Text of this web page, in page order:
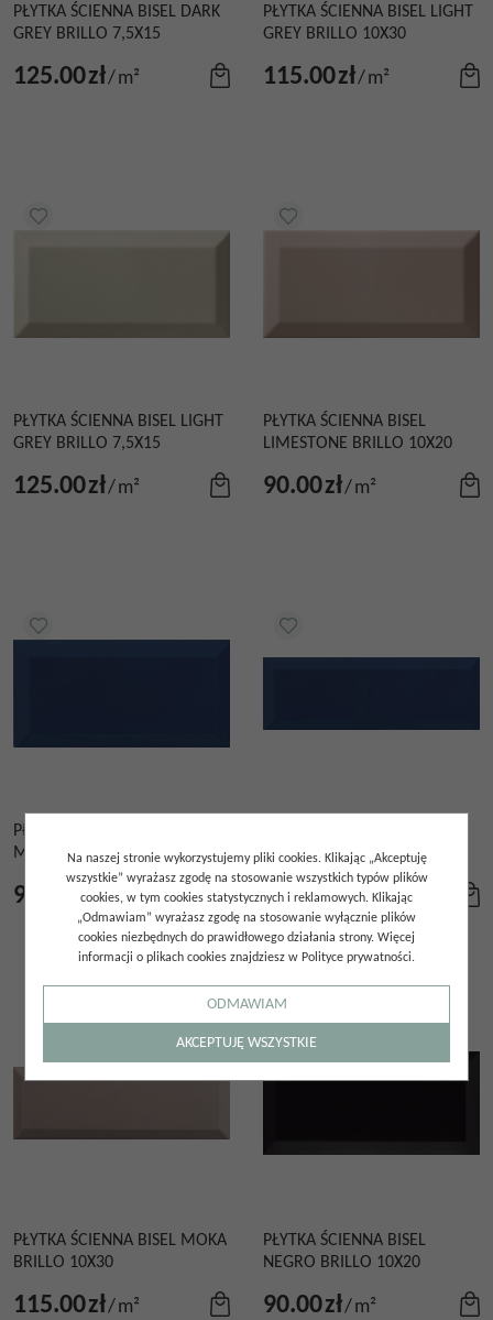
PŁYTKA ŚCIENNA BISEL DARK
GREY BRILLO 7,5X15
125.00zł/m²
PŁYTKA ŚCIENNA BISEL LIGHT
GREY BRILLO 10X30
115.00zł/m²
PŁYTKA ŚCIENNA BISEL LIGHT
GREY BRILLO 7,5X15
125.00zł/m²
PŁYTKA ŚCIENNA BISEL
LIMESTONE BRILLO 10X20
90.00zł/m²
PŁYTKA ŚCIENNA BISEL
MARINE BRILLO 10X20
90.00 zł/m²
MARINO BRILLO 10X30
115.00zł/m²
PŁYTKA ŚCIENNA BISEL MOKA
BRILLO 10X30
115.00zł/m²
PŁYTKA ŚCIENNA BISEL
NEGRO BRILLO 10X20
90.00zł/m²
Na naszej stronie wykorzystujemy pliki cookies. Klikając „Akceptuję
wszystkie” wyrażasz zgodę na stosowanie wszystkich typów plików
cookies, w tym cookies statystycznych i reklamowych. Klikając
„Odmawiam” wyrażasz zgodę na stosowanie wyłącznie plików
cookies niezbędnych do prawidłowego działania strony. Więcej
informacji o plikach cookies znajdziesz w Polityce prywatności.
ODMAWIAM
AKCEPTUJĘ WSZYSTKIE